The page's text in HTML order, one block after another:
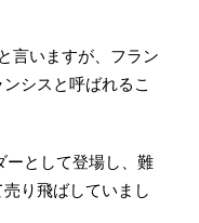
言いますが、フラン
シスと呼ばれるこ
ーとして登場し、難
り飛ばしていまし